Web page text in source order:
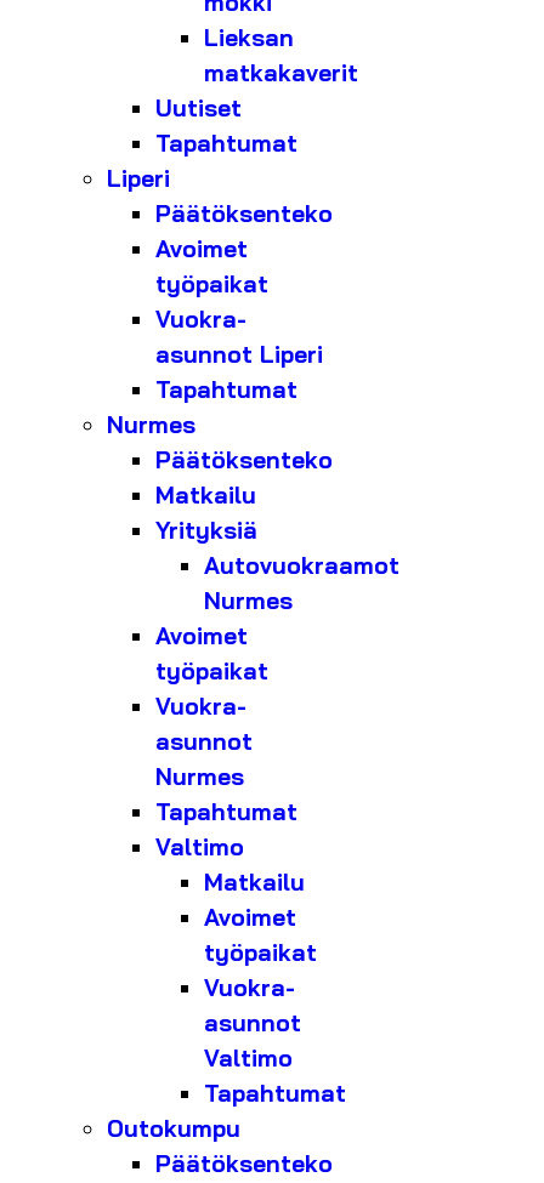
Lieksan
matkakaverit
Uutiset
Tapahtumat
Liperi
Päätöksenteko
Avoimet
työpaikat
Vuokra-
asunnot Liperi
Tapahtumat
Nurmes
Päätöksenteko
Matkailu
Yrityksiä
Autovuokraamot
Nurmes
Avoimet
työpaikat
Vuokra-
asunnot
Nurmes
Tapahtumat
Valtimo
Matkailu
Avoimet
työpaikat
Vuokra-
asunnot
Valtimo
Tapahtumat
Outokumpu
Päätöksenteko